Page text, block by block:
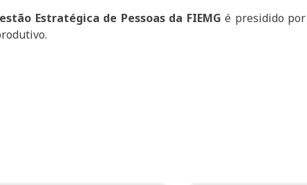
Estratégica de Pessoas da FIEMG é presidido por